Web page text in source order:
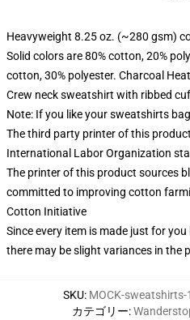
Heavyweight 8.25 oz. (~280 gsm)
Solid colors are 80% cotton, 20%
cotton, 30% polyester. Charcoal
Crew neck sweatshirt with ribbed
Note: If you like your sweatshirts
The third party printer of this
International Labor Organization
The printer of this product sources
committed to improving cotton
Cotton Initiative
Since every item is made just for
there may be slight variances in the
SKU: MOCK-sweatshirts-
カテゴリー: